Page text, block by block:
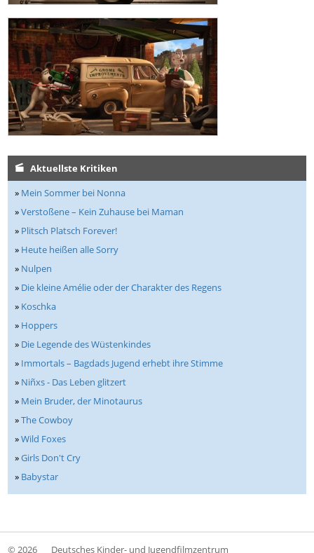
Aktuellste Kritiken
» Mein Sommer bei Nonna
»Verstoßene – Kein Zuhause bei Maman
» Plitsch Platsch Forever!
» Heute heißen alle Sorry
» Nulpen
» Die kleine Amélie oder der Charakter des Regens
» Koschka
» Hoppers
» Die Legende des Wüstenkindes
» Immortals – Bagdads Jugend erhebt ihre Stimme
» Niñxs - Das Leben glitzert
» Mein Bruder, der Minotaurus
»The Cowboy
»Wild Foxes
»Girls Don't Cry
» Babystar
© 2026 Deutsches Kinder- und Jugendfilmzentrum